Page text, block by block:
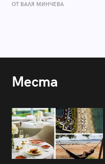
ОТ ВАЛЯ МИНЧЕВА
Места